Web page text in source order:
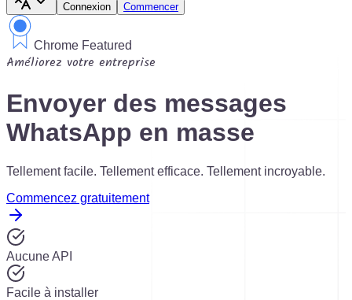
Connexion Commencer
Chrome Featured
Améliorez votre entreprise
Envoyer des messages
WhatsApp en masse
Tellement facile. Tellement efficace. Tellement incroyable.
Commencez gratuitement
Aucune API
Facile à installer